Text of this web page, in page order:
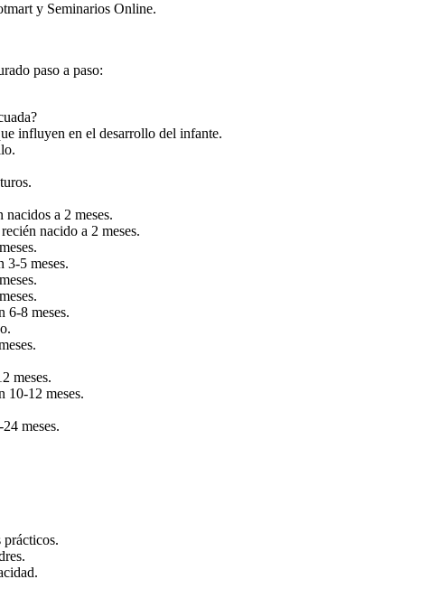
y Seminarios Online.
paso a paso:
influyen en el desarrollo del infante.
a 2 meses.
nacido a 2 meses.
5 meses.
6-8 meses.
meses.
10-12 meses.
meses.